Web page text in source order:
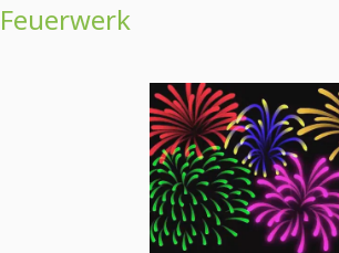
Feuerwerk